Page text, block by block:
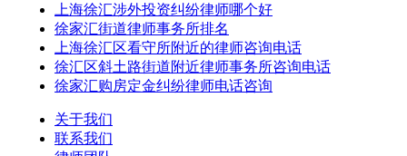
上海徐汇涉外投资纠纷律师哪个好
徐家汇街道律师事务所排名
上海徐汇区看守所附近的律师咨询电话
徐汇区斜土路街道附近律师事务所咨询电话
徐家汇购房定金纠纷律师电话咨询
关于我们
联系我们